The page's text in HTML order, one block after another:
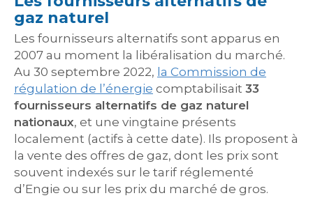
gaz naturel
Les fournisseurs alternatifs sont apparus en
2007 au moment la libéralisation du marché.
Au 30 septembre 2022, la Commission de
régulation de l’énergie comptabilisait 33
fournisseurs alternatifs de gaz naturel
nationaux, et une vingtaine présents
localement (actifs à cette date). Ils proposent à
la vente des offres de gaz, dont les prix sont
souvent indexés sur le tarif réglementé
d’Engie ou sur les prix du marché de gros.